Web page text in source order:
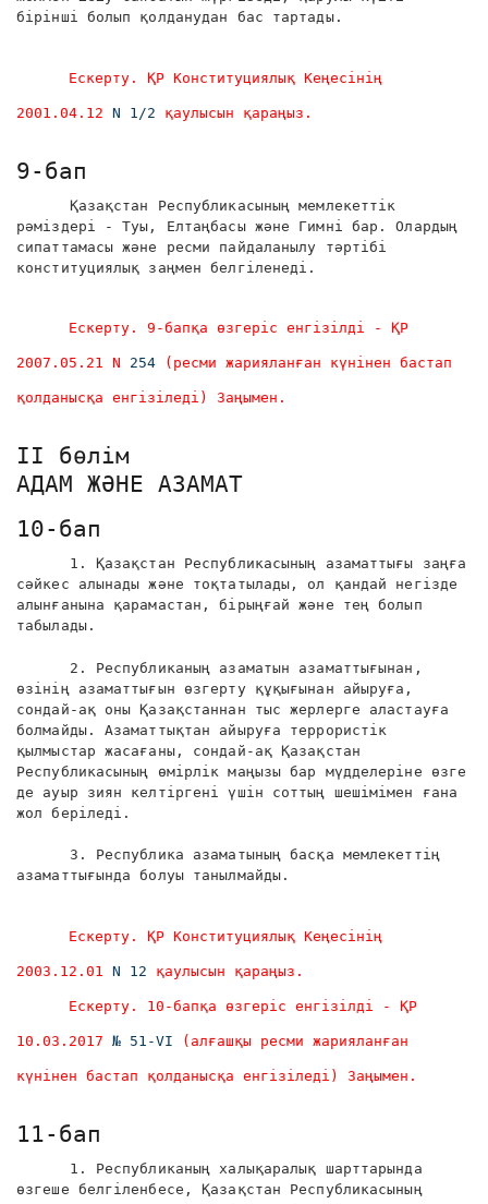
бірінші болып қолданудан бас тартады.
Ескерту. ҚР Конституциялық Кеңесінің
2001.04.12 N 1/2 қаулысын қараңыз.
9-бап
Қазақстан Республикасының мемлекеттік
рәміздері - Туы, Елтаңбасы және Гимні бар. Олардың
сипаттамасы және ресми пайдаланылу тәртібі
конституциялық заңмен белгіленеді.
Ескерту. 9-бапқа өзгеріс енгізілді - ҚР
2007.05.21 N 254 (ресми жарияланған күнінен бастап
қолданысқа енгізіледі) Заңымен.
II бөлім
АДАМ ЖӘНЕ АЗАМАТ
10-бап
1. Қазақстан Республикасының азаматтығы заңға
сәйкес алынады және тоқтатылады, ол қандай негізде
алынғанына қарамастан, бірыңғай және тең болып
табылады.
2. Республиканың азаматын азаматтығынан,
өзінің азаматтығын өзгерту құқығынан айыруға,
сондай-ақ оны Қазақстаннан тыс жерлерге аластауға
болмайды. Азаматтықтан айыруға террористік
қылмыстар жасағаны, сондай-ақ Қазақстан
Республикасының өмірлік маңызы бар мүдделеріне өзге
де ауыр зиян келтіргені үшін соттың шешімімен ғана
жол беріледі.
3. Республика азаматының басқа мемлекеттің
азаматтығында болуы танылмайды.
Ескерту. ҚР Конституциялық Кеңесінің
2003.12.01 N 12 қаулысын қараңыз.
Ескерту. 10-бапқа өзгеріс енгізілді - ҚР
10.03.2017 № 51-VI (алғашқы ресми жарияланған
күнінен бастап қолданысқа енгізіледі) Заңымен.
11-бап
1. Республиканың халықаралық шарттарында
өзгеше белгіленбесе, Қазақстан Республикасының